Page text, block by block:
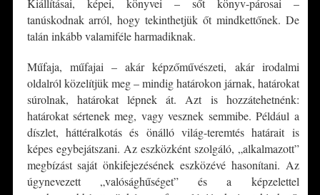
Kiállításai, képei, könyvei – sőt könyv-párosai –
tanúskodnak arról, hogy tekinthetjük őt mindkettőnek. De
talán inkább valamiféle harmadiknak.
Műfaja, műfajai – akár képzőművészeti, akár irodalmi
oldalról közelítjük meg – mindig határokon járnak, határokat
súrolnak, határokat lépnek át. Azt is hozzátehetnénk:
határokat sértenek meg, vagy vesznek semmibe. Például a
díszlet, háttéralkotás és önálló világ-teremtés határait is
képes egybejátszani. Az eszközként szolgáló, „alkalmazott”
megbízást saját önkifejezésének eszközévé hasonítani. Az
úgynevezett „valósághűséget” és a képzelettel